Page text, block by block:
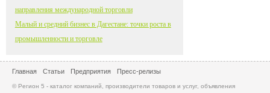
направления международной торговли
Малый и средний бизнес в Дагестане: точки роста в
промышленности и торговле
Главная Статьи Предприятия Пресс-релизы
© Регион 5 - каталог компаний, производители товаров и услуг, объявления